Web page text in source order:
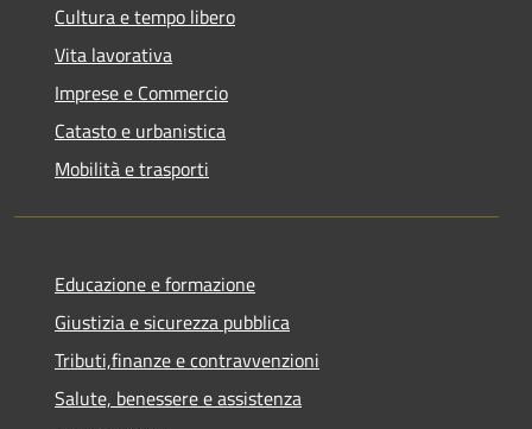
Cultura e tempo libero
Vita lavorativa
Imprese e Commercio
Catasto e urbanistica
Mobilità e trasporti
Educazione e formazione
Giustizia e sicurezza pubblica
Tributi,finanze e contravvenzioni
Salute, benessere e assistenza